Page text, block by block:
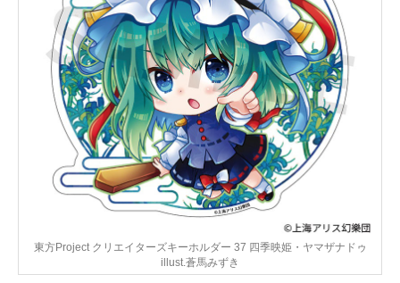
東方Project クリエイターズキーホルダー 37 四季映姫・ヤマザナドゥ
illust.蒼馬みずき